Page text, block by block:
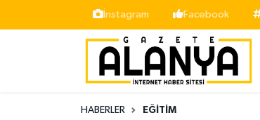
İnstagram Facebook
HABERLER EĞITIM
İstanbul Nöbetçi Eczaneler
İstanbul Hava Durumu